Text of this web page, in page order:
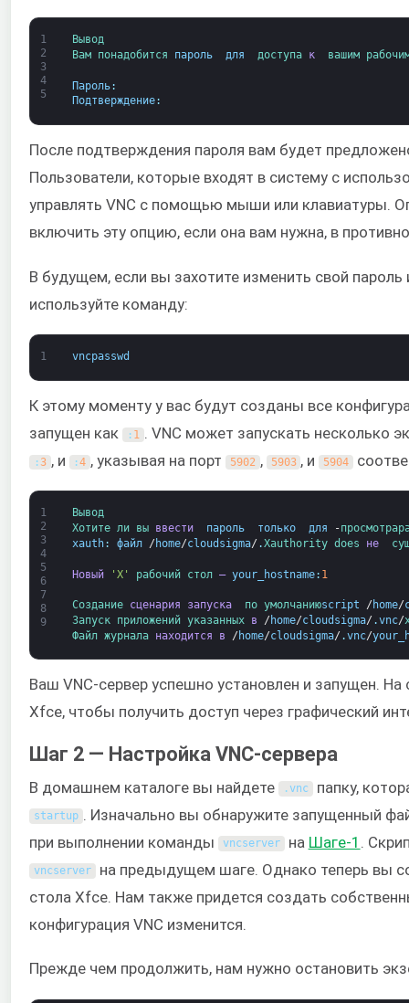
1
2
3
4
5
Вывод
Вам понадобится пароль для доступа к вашим
Пароль:
Подтверждение:
После подтверждения пароля вам будет
Пользователи, которые входят в систему с
управлять VNC с помощью мыши или клавиатуры.
включить эту опцию, если она вам нужна, в
В будущем, если вы захотите изменить свой
используйте команду:
1 vncpasswd
К этому моменту у вас будут созданы все
запущен как
: 1 . VNC может запускать несколько
:3 , и :4 , указывая на порт 5902 , 5903 , и 5904
1
2
3
4
5
6
7
8
9
Вывод
Хотите ли вы ввести пароль только для -просмотра
xauth: файл / home/cloudsigma/ .Xauthority does не
Новый 'X' рабочий стол — your_hostname: 1
Создание сценария запуска по умолчаниюscript / home/
Запуск приложений указанных в / home/cloudsigma/ .vnc/
Файл журнала находится в / home/cloudsigma/ .vnc/
Ваш VNC-сервер успешно установлен и запущен.
Xfce, чтобы получить доступ через графический
Шаг 2 — Настройка VNC-сервера
В домашнем каталоге вы найдете .vnc папку,
startup . Изначально вы обнаружите запущенный
при выполнении команды
vncserver на Шаге-1 .
vncserver на предыдущем шаге. Однако теперь вы
стола Xfce. Нам также придется создать
конфигурация VNC изменится.
Прежде чем продолжить, нам нужно остановить